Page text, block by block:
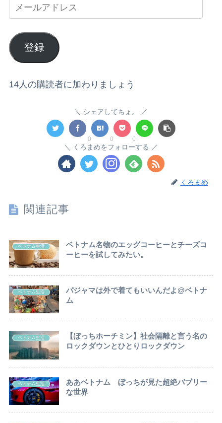
登録
14人の購読者に加わりましょう
シェアしてちょ。
0 0 0
くろまめをフォローする
くろまめ
関連記事
ベトナム生活
ベトナム名物のエッグコーヒーとチーズコ
ーヒーを試してみたい。
ベトナム生活
パジャマは外で着てもいいんだよ@ベトナ
ム
ベトナム生活
【ぼっちホーチミン】社会隔離と言う名の
ロックダウンとひとりロックダウン
ベトナム生活
ああベトナム ぼっちが見た超絶バブリー
な世界